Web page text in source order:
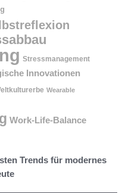
Stressmanagement
Innovationen
Wearable
Work-Life-Balance
Trends für modernes